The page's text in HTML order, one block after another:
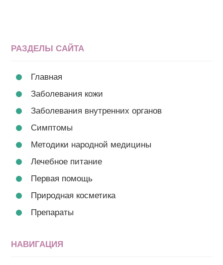
РАЗДЕЛЫ САЙТА
Главная
Заболевания кожи
Заболевания внутренних органов
Симптомы
Методики народной медицины
Лечебное питание
Первая помощь
Природная косметика
Препараты
НАВИГАЦИЯ